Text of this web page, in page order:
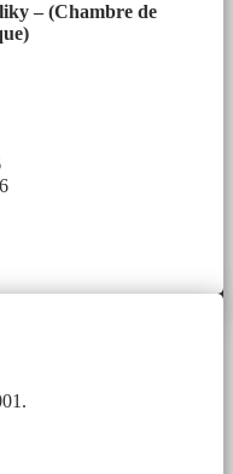
– (Chambre de